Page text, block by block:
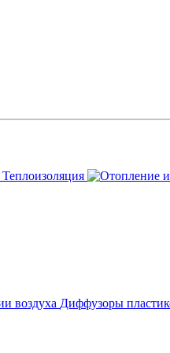
Теплоизоляция
воздуха Диффузоры